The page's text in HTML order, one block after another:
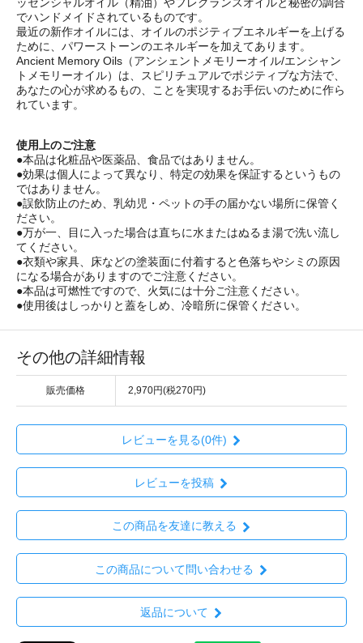
でハンドメイドされているものです。
最近の新作オイルには、オイルのポジティブエネルギーを上げる
ために、パワーストーンのエネルギーを加えてあります。
Ancient Memory Oils（アンシェントメモリーオイル/エンシャン
トメモリーオイル）は、スピリチュアルでポジティブな方法で、
あなたの心が求めるもの、ことを実現するお手伝いのために作ら
れています。
使用上のご注意
●本品は化粧品や医薬品、食品ではありません。
●効果は個人によって異なり、特定の効果を保証するというもの
ではありません。
●誤飲防止のため、乳幼児・ペットの手の届かない場所に保管く
ださい。
●万が一、目に入った場合は直ちに水またはぬるま湯で洗い流し
てください。
●衣類や家具、床などの塗装面に付着すると色落ちやシミの原因
になる場合がありますのでご注意ください。
●本品は可燃性ですので、火気には十分ご注意ください。
●使用後はしっかりと蓋をしめ、冷暗所に保管ください。
その他の詳細情報
販売価格 2,970円(税270円)
レビューを見る(0件)
レビューを投稿
この商品を友達に教える
この商品について問い合わせる
返品について